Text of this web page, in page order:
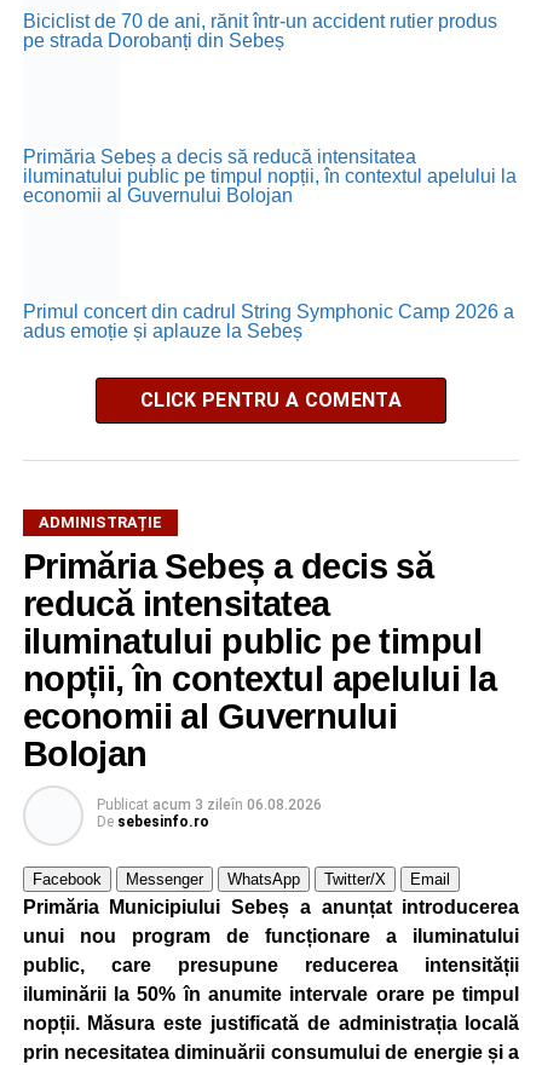
Biciclist de 70 de ani, rănit într-un accident rutier produs
pe strada Dorobanți din Sebeș
Primăria Sebeș a decis să reducă intensitatea
iluminatului public pe timpul nopții, în contextul apelului la
economii al Guvernului Bolojan
Primul concert din cadrul String Symphonic Camp 2026 a
adus emoție și aplauze la Sebeș
CLICK PENTRU A COMENTA
ADMINISTRAȚIE
Primăria Sebeș a decis să
reducă intensitatea
iluminatului public pe timpul
nopții, în contextul apelului la
economii al Guvernului
Bolojan
Publicat acum 3 zileîn 06.08.2026
De sebesinfo.ro
Facebook Messenger WhatsApp Twitter/X Email
Primăria Municipiului Sebeș a anunțat introducerea
unui nou program de funcționare a iluminatului
public, care presupune reducerea intensității
iluminării la 50% în anumite intervale orare pe timpul
nopții. Măsura este justificată de administrația locală
prin necesitatea diminuării consumului de energie și a